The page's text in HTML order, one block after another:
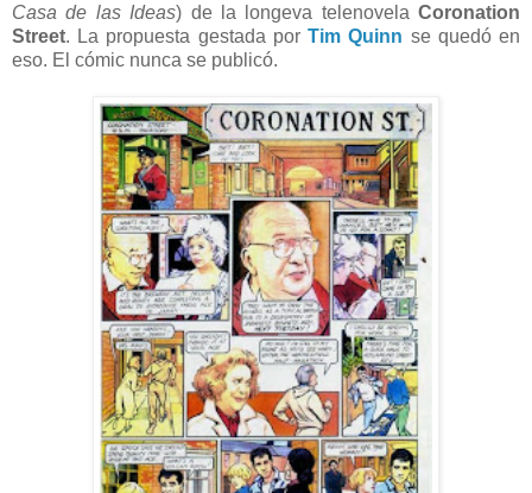
Casa de las Ideas) de la longeva telenovela Coronation
Street. La propuesta gestada porTim Quinn se quedó en
eso. El cómic nunca se publicó.